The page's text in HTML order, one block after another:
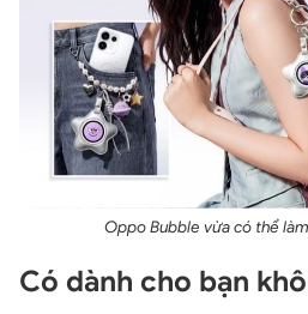
Oppo Bubble vừa có thể
Có dành cho bạn